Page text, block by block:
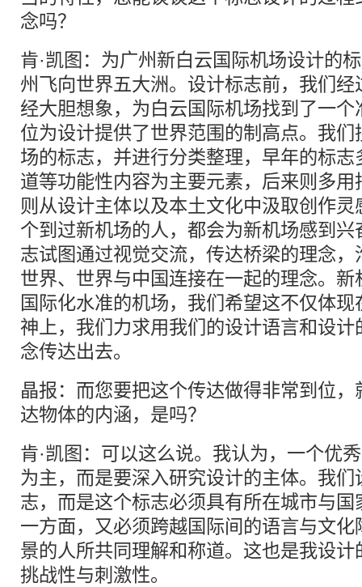
念吗？
肯·凯图：为广州新白云国际机场设计的
州飞向世界五大洲。设计标志前，我们
经大胆想象，为白云国际机场找到了一
位为设计提供了世界范围的制高点。我
场的标志，并进行分类整理，早年的标
道等功能性内容为主要元素，后来则多
则从设计主体以及本土文化中汲取创作
个到过新机场的人，都会为新机场感到
志试图通过视觉交流，传达桥梁的理念
世界、世界与中国连接在一起的理念。
国际化水准的机场，我们希望这不仅体
神上，我们力求用我们的设计语言和设
念传达出去。
晶报：而您要把这个传达做得非常到位
达物体的内涵，是吗？
肯·凯图：可以这么说。我认为，一个优
为主，而是要深入研究设计的主体。我
志，而是这个标志必须具有所在城市与
一方面，又必须跨越国际间的语言与文
景的人所共同理解和称道。这也是我设
挑战性与刺激性。